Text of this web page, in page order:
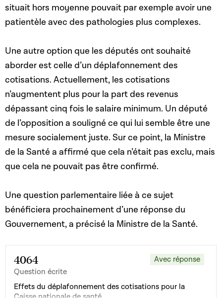
situait hors moyenne pouvait par exemple avoir une
patientèle avec des pathologies plus complexes.
Une autre option que les députés ont souhaité
aborder est celle d’un déplafonnement des
cotisations. Actuellement, les cotisations
n’augmentent plus pour la part des revenus
dépassant cinq fois le salaire minimum. Un député
de l’opposition a souligné ce qui lui semble être une
mesure socialement juste. Sur ce point, la Ministre
de la Santé a affirmé que cela n’était pas exclu, mais
que cela ne pouvait pas être confirmé.
Une question parlementaire liée à ce sujet
bénéficiera prochainement d’une réponse du
Gouvernement, a précisé la Ministre de la Santé.
4064
Question écrite
Avec réponse
Effets du déplafonnement des cotisations pour la